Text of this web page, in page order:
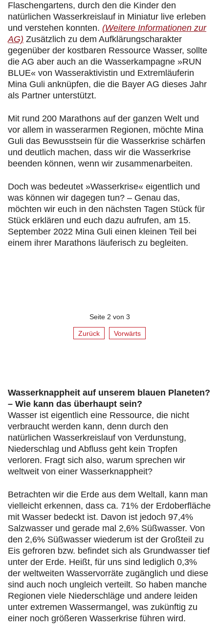
Flaschengartens, durch den die Kinder den
natürlichen Wasserkreislauf in Miniatur live erleben
und verstehen konnten. (Weitere Informationen zur
AG) Zusätzlich zu dem Aufklärungscharakter
gegenüber der kostbaren Ressource Wasser, sollte
die AG aber auch an die Wasserkampagne »RUN
BLUE« von Wasseraktivistin und Extremläuferin
Mina Guli anknüpfen, die die Bayer AG dieses Jahr
als Partner unterstützt.
Mit rund 200 Marathons auf der ganzen Welt und
vor allem in wasserarmen Regionen, möchte Mina
Guli das Bewusstsein für die Wasserkrise schärfen
und deutlich machen, dass wir die Wasserkrise
beenden können, wenn wir zusammenarbeiten.
Doch was bedeutet »Wasserkrise« eigentlich und
was können wir dagegen tun? – Genau das,
möchten wir euch in den nächsten Tagen Stück für
Stück erklären und euch dazu aufrufen, am 15.
September 2022 Mina Guli einen kleinen Teil bei
einem ihrer Marathons läuferisch zu begleiten.
Seite 2 von 3
Zurück Vorwärts
Wasserknappheit auf unserem blauen Planeten?
– Wie kann das überhaupt sein?
Wasser ist eigentlich eine Ressource, die nicht
verbraucht werden kann, denn durch den
natürlichen Wasserkreislauf von Verdunstung,
Niederschlag und Abfluss geht kein Tropfen
verloren. Fragt sich also, warum sprechen wir
weltweit von einer Wasserknappheit?
Betrachten wir die Erde aus dem Weltall, kann man
vielleicht erkennen, dass ca. 71% der Erdoberfläche
mit Wasser bedeckt ist. Davon ist jedoch 97,4%
Salzwasser und gerade mal 2,6% Süßwasser. Von
den 2,6% Süßwasser wiederum ist der Großteil zu
Eis gefroren bzw. befindet sich als Grundwasser tief
unter der Erde. Heißt, für uns sind lediglich 0,3%
der weltweiten Wasservorräte zugänglich und diese
sind auch noch ungleich verteilt. So haben manche
Regionen viele Niederschläge und andere leiden
unter extremen Wassermangel, was zukünftig zu
einer noch größeren Wasserkrise führen wird.